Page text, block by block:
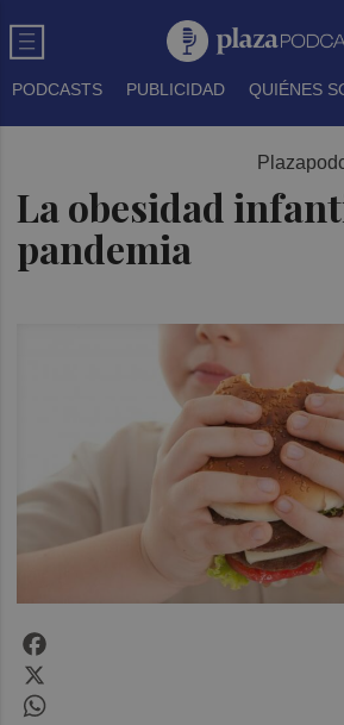
PODCASTS PUBLICIDAD QUIÉNES
La obesidad
pandemia